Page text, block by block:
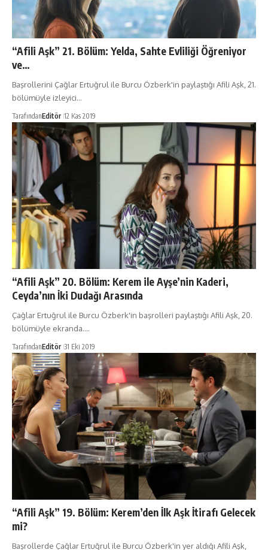
“Afili Aşk” 21. Bölüm: Yelda, Sahte Evliliği Öğreniyor
ve…
Başrollerini Çağlar Ertuğrul ile Burcu Özberk'in paylaştığı Afili Aşk, 21.
bölümüyle izleyici…
TarafındanEditör 12 Kas 2019
“Afili Aşk” 20. Bölüm: Kerem ile Ayşe’nin Kaderi,
Ceyda’nın İki Dudağı Arasında
Çağlar Ertuğrul ile Burcu Özberk'in başrolleri paylaştığı Afili Aşk, 20.
bölümüyle ekranda.…
TarafındanEditör 31 Eki 2019
“Afili Aşk” 19. Bölüm: Kerem’den İlk Aşk İtirafı Gelecek
mi?
Başrollerde Çağlar Ertuğrul ile Burcu Özberk'in yer aldığı Afili Aşk,